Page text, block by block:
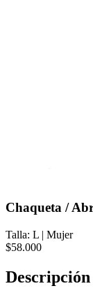
Chaqueta /
Talla: L | Mujer
$58.000
Descripción